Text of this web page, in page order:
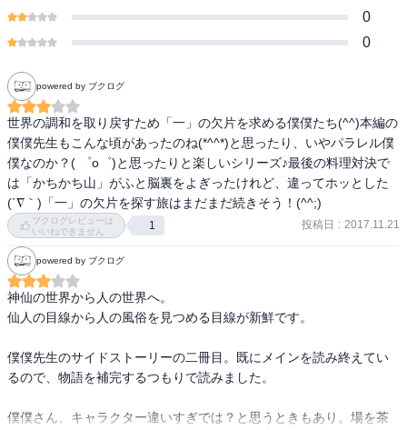
0
0
powered by ブクログ
世界の調和を取り戻すため「一」の欠片を求める僕僕たち(^^)本編の
僕僕先生もこんな頃があったのね(*^^*)と思ったり、いやパラレル僕
僕なのか？( ゜o゜)と思ったりと楽しいシリーズ♪最後の料理対決で
は「かちかち山」がふと脳裏をよぎったけれど、違ってホッとした
(´∇｀)「一」の欠片を探す旅はまだまだ続きそう！(^^;)
ブクログレビューは
いいねできません
1 投稿日 : 2017.11.21
powered by ブクログ
神仙の世界から人の世界へ。
仙人の目線から人の風俗を見つめる目線が新鮮です。
僕僕先生のサイドストーリーの二冊目。既にメインを読み終えてい
るので、物語を補完するつもりで読みました。
僕僕さん、キャラクター違いすぎでは？と思うときもあり。場を茶